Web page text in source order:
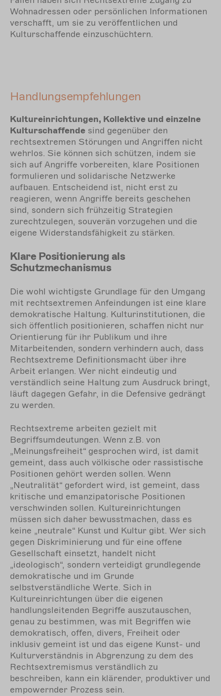
Wohnadressen oder persönlichen Informationen
verschafft, um sie zu veröffentlichen und
Kulturschaffende einzuschüchtern.
Handlungsempfehlungen
Kultureinrichtungen, Kollektive und einzelne
Kulturschaffende sind gegenüber den
rechtsextremen Störungen und Angriffen nicht
wehrlos. Sie können sich schützen, indem sie
sich auf Angriffe vorbereiten, klare Positionen
formulieren und solidarische Netzwerke
aufbauen. Entscheidend ist, nicht erst zu
reagieren, wenn Angriffe bereits geschehen
sind, sondern sich frühzeitig Strategien
zurechtzulegen, souverän vorzugehen und die
eigene Widerstandsfähigkeit zu stärken.
Klare Positionierung als
Schutzmechanismus
Die wohl wichtigste Grundlage für den Umgang
mit rechtsextremen Anfeindungen ist eine klare
demokratische Haltung. Kulturinstitutionen, die
sich öffentlich positionieren, schaffen nicht nur
Orientierung für ihr Publikum und ihre
Mitarbeitenden, sondern verhindern auch, dass
Rechtsextreme Definitionsmacht über ihre
Arbeit erlangen. Wer nicht eindeutig und
verständlich seine Haltung zum Ausdruck bringt,
läuft dagegen Gefahr, in die Defensive gedrängt
zu werden.
Rechtsextreme arbeiten gezielt mit
Begriffsumdeutungen. Wenn z.B. von
„Meinungsfreiheit“ gesprochen wird, ist damit
gemeint, dass auch völkische oder rassistische
Positionen gehört werden sollen. Wenn
„Neutralität“ gefordert wird, ist gemeint, dass
kritische und emanzipatorische Positionen
verschwinden sollen. Kultureinrichtungen
müssen sich daher bewusstmachen, dass es
keine „neutrale“ Kunst und Kultur gibt. Wer sich
gegen Diskriminierung und für eine offene
Gesellschaft einsetzt, handelt nicht
„ideologisch“, sondern verteidigt grundlegende
demokratische und im Grunde
selbstverständliche Werte. Sich in
Kultureinrichtungen über die eigenen
handlungsleitenden Begriffe auszutauschen,
genau zu bestimmen, was mit Begriffen wie
demokratisch, offen, divers, Freiheit oder
inklusiv gemeint ist und das eigene Kunst- und
Kulturverständnis in Abgrenzung zu dem des
Rechtsextremismus verständlich zu
beschreiben, kann ein klärender, produktiver und
empowernder Prozess sein.